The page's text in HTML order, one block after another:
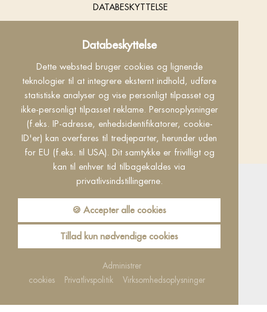
Databeskyttelse
Dette websted bruger cookies og lignende
teknologier til at integrere eksternt indhold, udføre
statistiske analyser og vise personligt tilpasset og
ikke-personligt tilpasset reklame. Personoplysninger
(f.eks. IP-adresse, enhedsidentifikatorer, cookie-
ID'er) kan overføres til tredjeparter, herunder uden
for EU (f.eks. til USA). Dit samtykke er frivilligt og
kan til enhver tid tilbagekaldes via
privatlivsindstillingerne.
🍪 Accepter alle cookies
Tillad kun nødvendige cookies
Administrer
cookies
Privatlivspolitik Virksomhedsoplysninger
DATABESKYTTELSE
INFO
VILKÅR
made by
Privacy
This content is only visible when cookies
"Facebook" accpeted.
Einstellungen